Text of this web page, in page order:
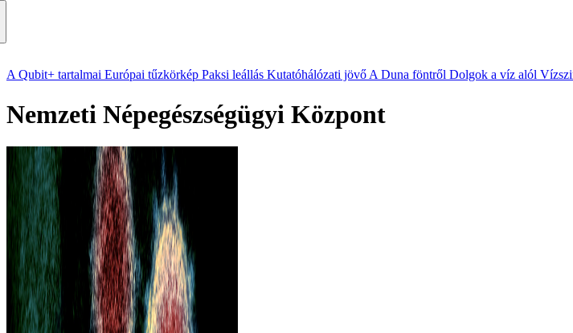
A Qubit+ tartalmai Európai tűzkörkép Paksi leállás Kutatóhálózati jövő A Duna föntről Dolgok a víz alól
Nemzeti Népegészségügyi Központ